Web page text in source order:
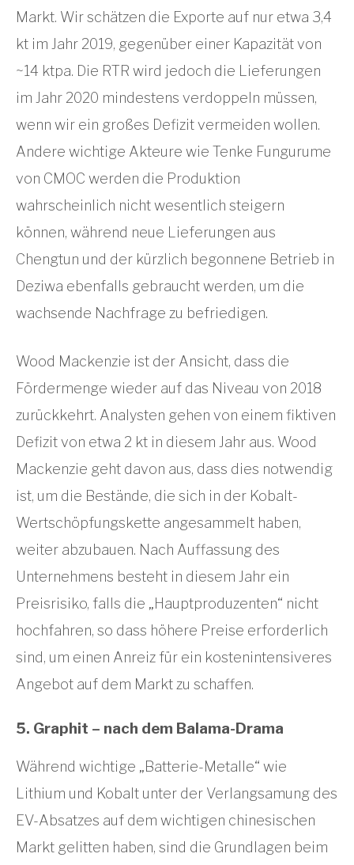
Markt. Wir schätzen die Exporte auf nur etwa 3,4
kt im Jahr 2019, gegenüber einer Kapazität von
~14 ktpa. Die RTR wird jedoch die Lieferungen
im Jahr 2020 mindestens verdoppeln müssen,
wenn wir ein großes Defizit vermeiden wollen.
Andere wichtige Akteure wie Tenke Fungurume
von CMOC werden die Produktion
wahrscheinlich nicht wesentlich steigern
können, während neue Lieferungen aus
Chengtun und der kürzlich begonnene Betrieb in
Deziwa ebenfalls gebraucht werden, um die
wachsende Nachfrage zu befriedigen.
Wood Mackenzie ist der Ansicht, dass die
Fördermenge wieder auf das Niveau von 2018
zurückkehrt. Analysten gehen von einem fiktiven
Defizit von etwa 2 kt in diesem Jahr aus. Wood
Mackenzie geht davon aus, dass dies notwendig
ist, um die Bestände, die sich in der Kobalt-
Wertschöpfungskette angesammelt haben,
weiter abzubauen. Nach Auffassung des
Unternehmens besteht in diesem Jahr ein
Preisrisiko, falls die „Hauptproduzenten“ nicht
hochfahren, so dass höhere Preise erforderlich
sind, um einen Anreiz für ein kostenintensiveres
Angebot auf dem Markt zu schaffen.
5. Graphit – nach dem Balama-Drama
Während wichtige „Batterie-Metalle“ wie
Lithium und Kobalt unter der Verlangsamung des
EV-Absatzes auf dem wichtigen chinesischen
Markt gelitten haben, sind die Grundlagen beim